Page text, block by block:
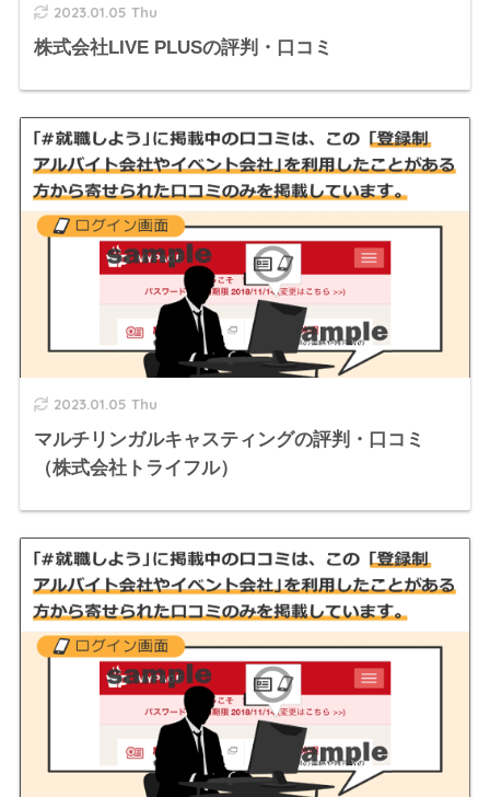
2023.01.05 Thu
株式会社LIVE PLUSの評判・口コミ
2023.01.05 Thu
マルチリンガルキャスティングの評判・口コミ
（株式会社トライフル）